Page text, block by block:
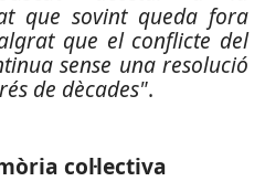
que sovint queda fora
que el conflicte del
sense una resolució
de dècades".
col·lectiva